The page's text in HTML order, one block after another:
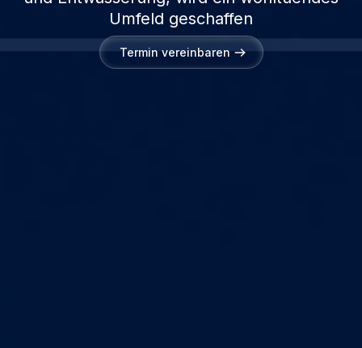
Umfeld geschaffen
Termin vereinbaren